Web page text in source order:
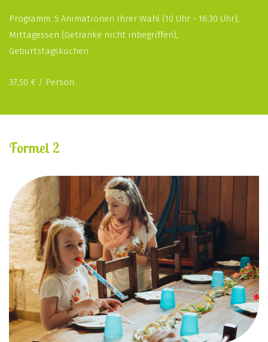
Programm: 5 Animationen Ihrer Wahl (10 Uhr - 16:30 Uhr),
Mittagessen (Getränke nicht inbegriffen),
Geburtstagskuchen
37,50 € / Person
Formel 2